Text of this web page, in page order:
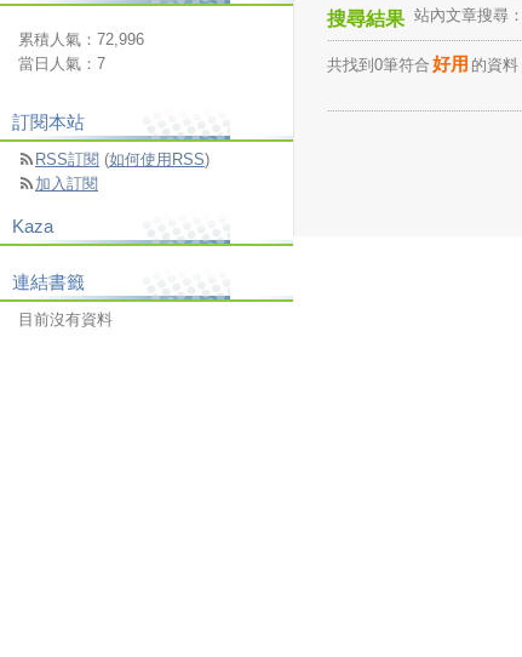
搜尋結果 站內文章搜尋：
共找到0筆符合 好用 的資料
累積人氣： 72,996
當日人氣： 7
訂閱本站
RSS訂閱 (如何使用RSS)
加入訂閱
Kaza
連結書籤
目前沒有資料